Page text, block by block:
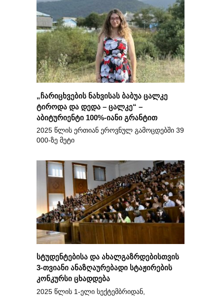
„ჩარიცხვების ნახვისას ბაბუა ცალკე
ტიროდა და დედა – ცალკე“ –
აბიტურიენტი 100%-იანი გრანტით
2025 წლის ერთიან ეროვნულ გამოცდებში 39
000-ზე მეტი
სტუდენტებისა და ახალგაზრდებისთვის
3-თვიანი ანაზღაურებადი სტაჟირების
კონკურსი ცხადდება
2025 წლის 1-ელი სექტემბრიდან,